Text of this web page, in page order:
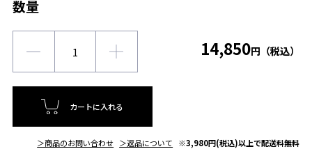
数量
14,850円（税込）
カートに入れる
＞商品のお問い合わせ ＞返品について ※3,980円(税込)以上で配送料無料